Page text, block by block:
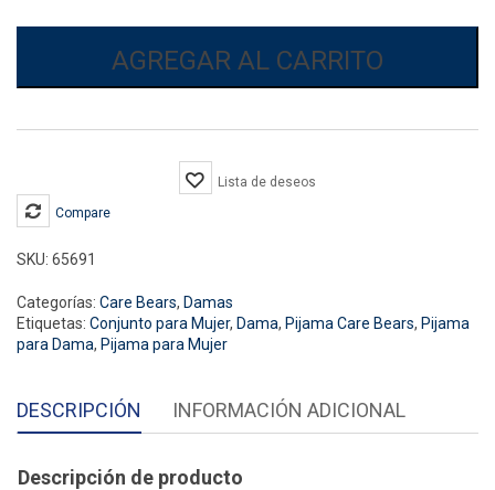
Bears
Ositos
cantidad
AGREGAR AL CARRITO
Lista de deseos
Compare
SKU: 65691
Categorías: Care Bears, Damas
Etiquetas: Conjunto para Mujer, Dama, Pijama Care Bears, Pijama
para Dama, Pijama para Mujer
DESCRIPCIÓN INFORMACIÓN ADICIONAL
Descripción de producto